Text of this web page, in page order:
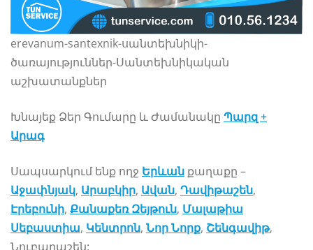
erevanum-santexnik-սանտեխնիկի-
ծառայություններ-Սանտեխնիկական
աշխատանքներ
Խնայեք Ձեր Գումարը և Ժամանակը Պարզ +
Արագ
Սապսարկում ենք ողջ Երևան քաղաքը –
Աջափնյակ, Արաբկիր, Ավան, Դավիթաշեն,
Էրեբունի, Քանաքեռ Զեյթուն, Մալաթիա
Սեբաստիա, Կենտրոն, Նոր Նորք, Շենգավիթ,
Նուբարաշեն: